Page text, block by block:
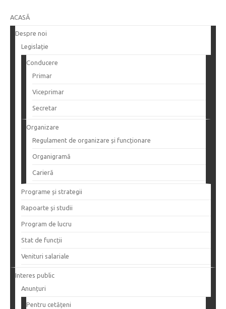
ACASĂ
Despre noi
Legislație
Conducere
Primar
Viceprimar
Secretar
Organizare
Regulament de organizare și funcționare
Organigramă
Carieră
Programe și strategii
Rapoarte și studii
Program de lucru
Stat de funcții
Venituri salariale
Interes public
Anunțuri
Pentru cetățeni